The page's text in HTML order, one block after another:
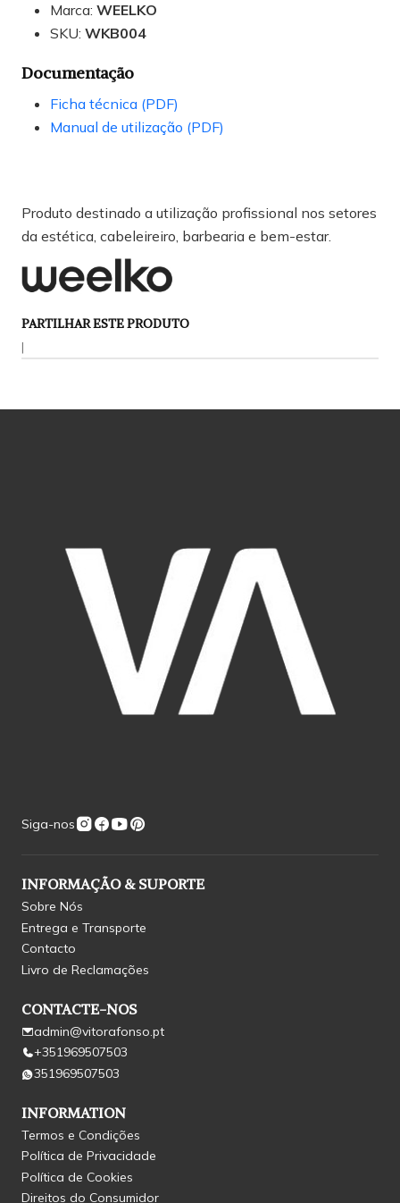
Marca: WEELKO
SKU: WKB004
Documentação
Ficha técnica (PDF)
Manual de utilização (PDF)
Produto destinado a utilização profissional nos setores
da estética, cabeleireiro, barbearia e bem-estar.
PARTILHAR ESTE PRODUTO
|
Siga-nos
INFORMAÇÃO & SUPORTE
Sobre Nós
Entrega e Transporte
Contacto
Livro de Reclamações
CONTACTE-NOS
admin@vitorafonso.pt
+351969507503
351969507503
INFORMATION
Termos e Condições
Política de Privacidade
Política de Cookies
Direitos do Consumidor